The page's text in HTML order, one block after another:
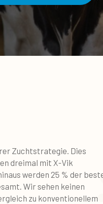
Zuchtstrategie. Dies
dreimal mit X-Vik
werden 25 % der
Wir sehen keinen
zu konventionellem